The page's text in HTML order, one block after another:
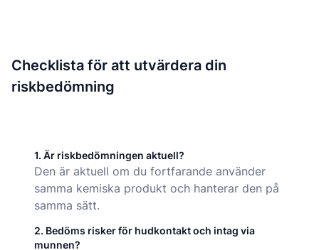
Checklista för att utvärdera din
riskbedömning
1. Är riskbedömningen aktuell?
Den är aktuell om du fortfarande använder
samma kemiska produkt och hanterar den på
samma sätt.
2. Bedöms risker för hudkontakt och intag via
munnen?